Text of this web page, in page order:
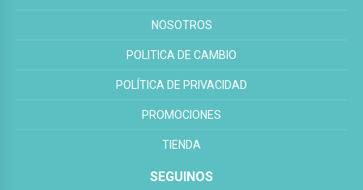
NOSOTROS
POLITICA DE CAMBIO
POLÍTICA DE PRIVACIDAD
PROMOCIONES
TIENDA
SEGUINOS